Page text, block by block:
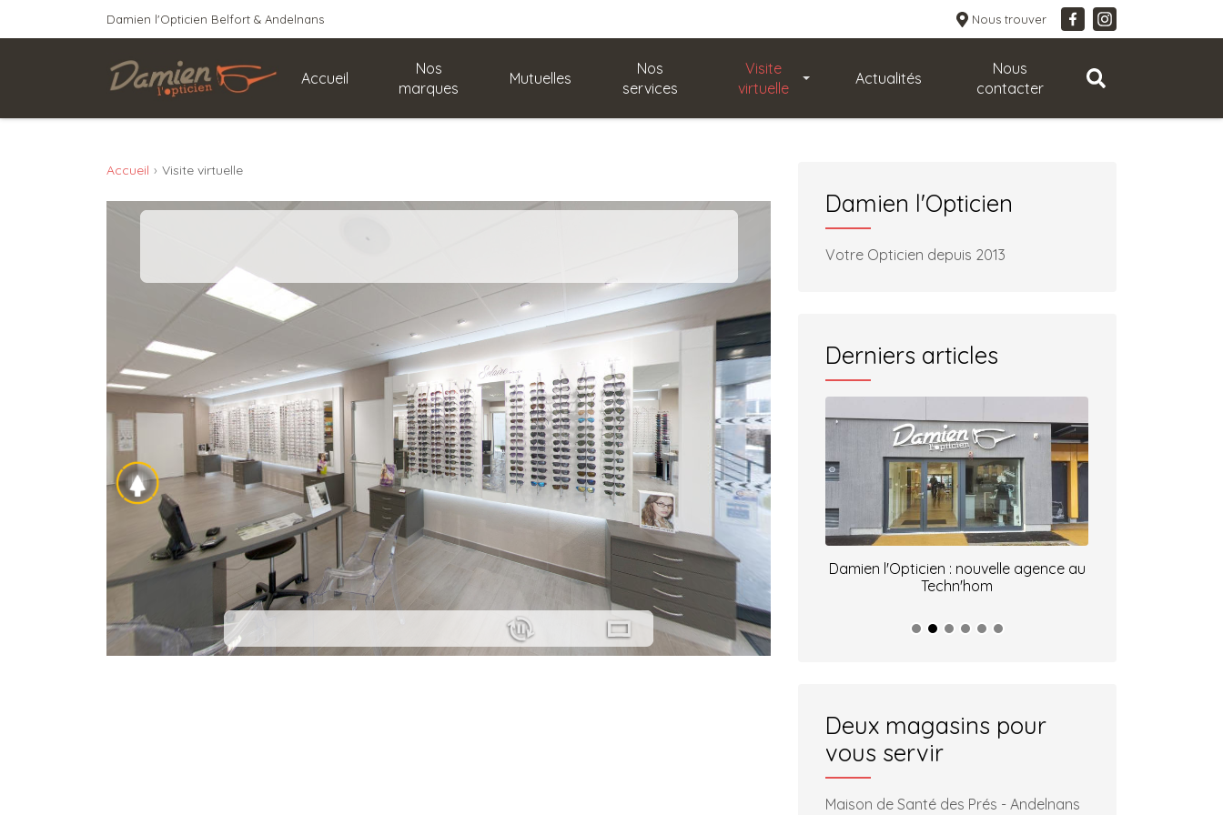
Damien l'Opticien Belfort & Andelnans Nous trouver
Accueil
Nos
marques
Mutuelles
Nos
services
Visite
virtuelle
Actualités
Nous
contacter
Accueil Visite virtuelle
Damien l'Opticien
Votre Opticien depuis 2013
Derniers articles
Facel Vega
Encore une marque Française dans votre
magasin Damien l’opticien Andelnans.
Damien l'Opticien : nouvelle agence au
Techn'hom
Deux magasins pour
vous servir
Maison de Santé des Prés - Andelnans